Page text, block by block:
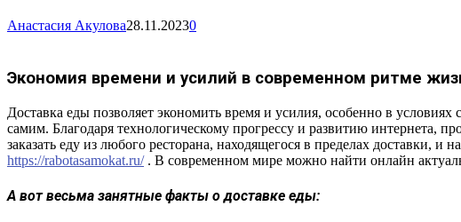
Анастасия Акулова28.11.20230
Экономия времени и усилий в современном ритме
Доставка еды позволяет экономить время и усилия, особенно в
самим. Благодаря технологическому прогрессу и развитию интернета,
заказать еду из любого ресторана, находящегося в пределах доставки,
https://rabotasamokat.ru/. В современном мире можно найти онлайн
А вот весьма занятные факты о доставке еды: